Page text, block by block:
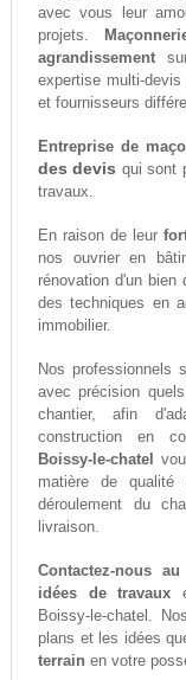
avec vous leur
projets.
agrandissementsur
expertise multi-
et fournisseurs
Entreprise de
des devis qui sont
travaux.
En raison de leur
nos ouvrier en
rénovation d'un bien
des techniques en
immobilier.
Nos professionnels
avec précision
chantier, afin
construction en
Boissy-le-chatel
matière de
déroulement du
livraison.
Contactez-nous au
idées de travaux
Boissy-le-chatel.
plans et les idées
terrain en votre